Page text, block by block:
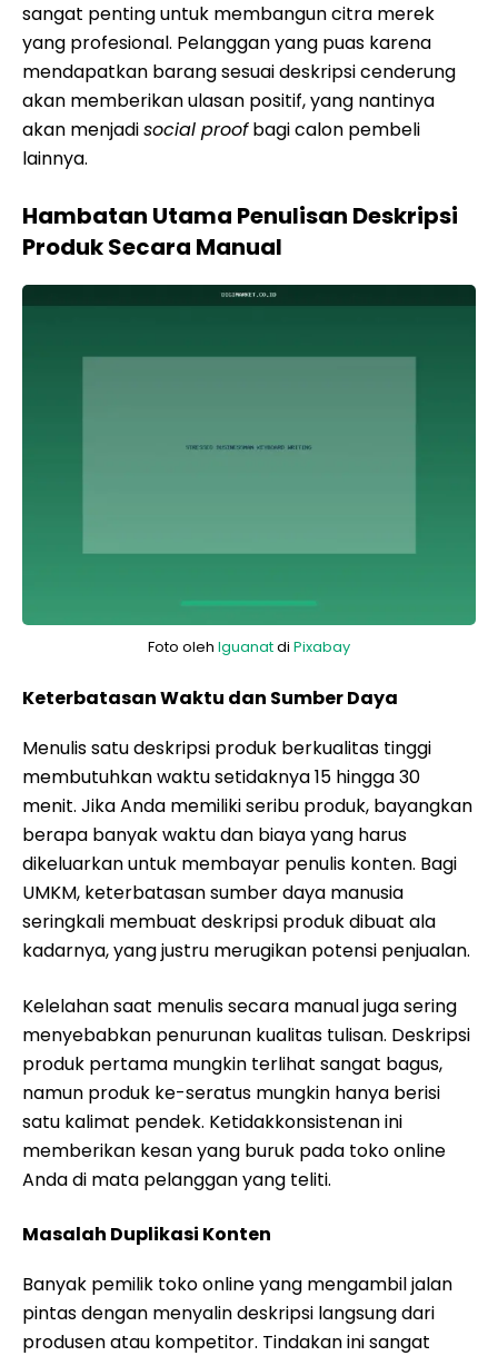
sangat penting untuk membangun citra merek
yang profesional. Pelanggan yang puas karena
mendapatkan barang sesuai deskripsi cenderung
akan memberikan ulasan positif, yang nantinya
akan menjadisocial proofbagi calon pembeli
lainnya.
Hambatan Utama Penulisan Deskripsi
Produk Secara Manual
Foto oleh Iguanatdi Pixabay
Keterbatasan Waktu dan Sumber Daya
Menulis satu deskripsi produk berkualitas tinggi
membutuhkan waktu setidaknya 15 hingga 30
menit. Jika Anda memiliki seribu produk, bayangkan
berapa banyak waktu dan biaya yang harus
dikeluarkan untuk membayar penulis konten. Bagi
UMKM, keterbatasan sumber daya manusia
seringkali membuat deskripsi produk dibuat ala
kadarnya, yang justru merugikan potensi penjualan.
Kelelahan saat menulis secara manual juga sering
menyebabkan penurunan kualitas tulisan. Deskripsi
produk pertama mungkin terlihat sangat bagus,
namun produk ke-seratus mungkin hanya berisi
satu kalimat pendek. Ketidakkonsistenan ini
memberikan kesan yang buruk pada toko online
Anda di mata pelanggan yang teliti.
Masalah Duplikasi Konten
Banyak pemilik toko online yang mengambil jalan
pintas dengan menyalin deskripsi langsung dari
produsen atau kompetitor. Tindakan ini sangat